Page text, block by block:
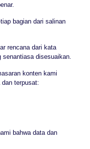
bagian dari salinan
rencana dari kata
disesuaikan.
konten kami
dan terpusat:
bahwa data dan